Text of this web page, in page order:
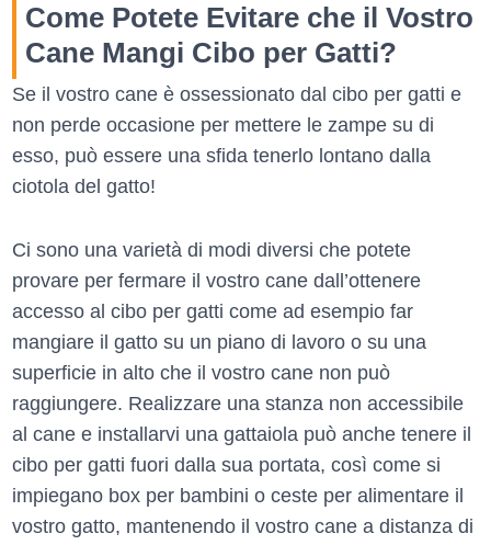
Come Potete Evitare che il Vostro
Cane Mangi Cibo per Gatti?
Se il vostro cane è ossessionato dal cibo per gatti e
non perde occasione per mettere le zampe su di
esso, può essere una sfida tenerlo lontano dalla
ciotola del gatto!
Ci sono una varietà di modi diversi che potete
provare per fermare il vostro cane dall’ottenere
accesso al cibo per gatti come ad esempio far
mangiare il gatto su un piano di lavoro o su una
superficie in alto che il vostro cane non può
raggiungere. Realizzare una stanza non accessibile
al cane e installarvi una gattaiola può anche tenere il
cibo per gatti fuori dalla sua portata, così come si
impiegano box per bambini o ceste per alimentare il
vostro gatto, mantenendo il vostro cane a distanza di